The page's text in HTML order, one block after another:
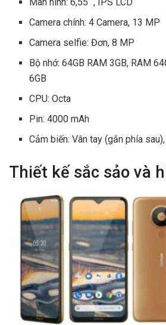
Camera chính: 4 Camera, 13 MP
Camera selfie: Đơn, 8 MP
Bộ nhớ: 64GB RAM 3GB, RAM
6GB
CPU: Octa
Pin: 4000 mAh
Cảm biến: Vân tay (gắn phía
Thiết kế sắc sảo và